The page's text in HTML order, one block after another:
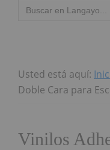
Buscar:
Usted está aquí:
Doble Cara para
Vinilos